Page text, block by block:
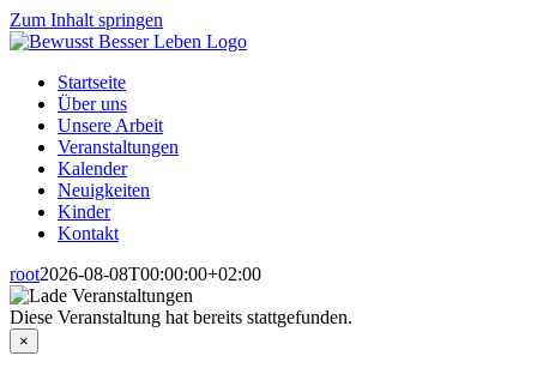
Zum Inhalt springen
Startseite
Über uns
Unsere Arbeit
Veranstaltungen
Kalender
Neuigkeiten
Kinder
Kontakt
root2026-08-08T00:00:00+02:00
Diese Veranstaltung hat bereits stattgefunden.
×